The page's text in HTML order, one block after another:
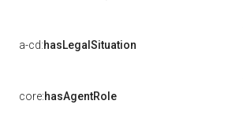
a-cd:hasLegalSituation
core:hasAgentRole